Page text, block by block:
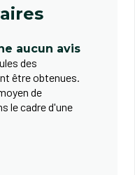
aucun avis
des
être obtenues.
de
le cadre d'une